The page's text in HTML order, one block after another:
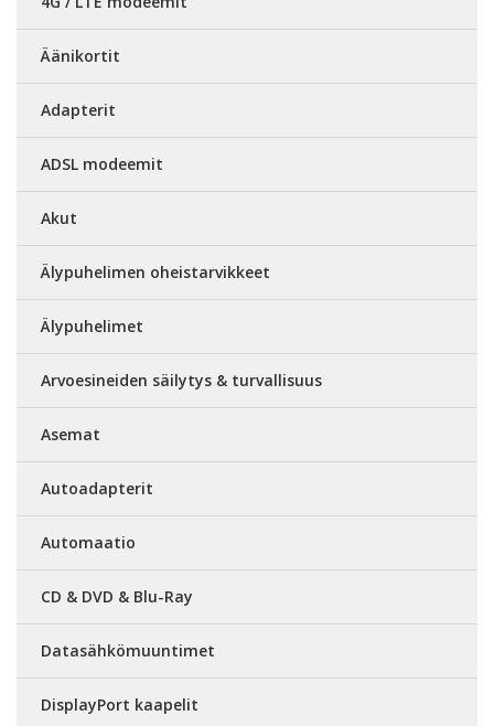
Äänikortit
Adapterit
ADSL modeemit
Akut
Älypuhelimen oheistarvikkeet
Älypuhelimet
Arvoesineiden säilytys & turvallisuus
Asemat
Autoadapterit
Automaatio
CD & DVD & Blu-Ray
Datasähkömuuntimet
DisplayPort kaapelit